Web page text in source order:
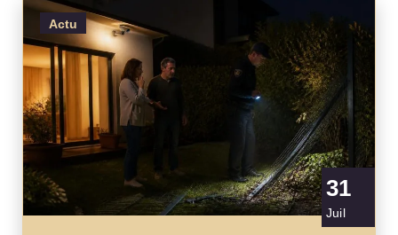
Actu
31
Juil